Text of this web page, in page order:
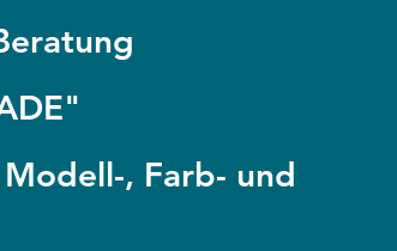
, Farb- und